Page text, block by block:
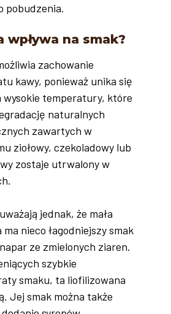
pobudzenia.
na smak?
zachowanie
kawy, ponieważ unika się
wysokie temperatury, które
naturalnych
zawartych w
ziołowy, czekoladowy lub
zostaje utrwalony w
jednak, że mała
nieco łagodniejszy smak
ze zmielonych ziaren.
szybkie
smaku, ta liofilizowana
Jej smak można także